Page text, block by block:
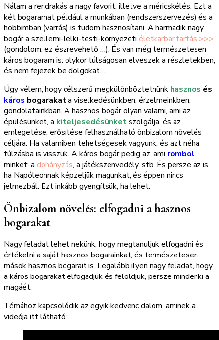
Nálam a rendrakás a nagy favorit, illetve a méricskélés. Ezt a
két bogaramat például a munkában (rendszerszervezés) és a
hobbimban (varrás) is tudom hasznosítani. A harmadik nagy
bogár a szellemi-lelki-testi-környezeti életkarbantartás >>>
(gondolom, ez észrevehető …). És van még természetesen
káros bogaram is: olykor túlságosan elveszek a részletekben,
és nem fejezek be dolgokat…
Úgy vélem, hogy célszerű megkülönböztetnünk hasznos és
káros bogarakata viselkedésünkben, érzelmeinkben,
gondolatainkban. A hasznos bogár olyan valami, ami az
épülésünket, a kiteljesedésünketszolgálja, és az
emlegetése, erősítése felhasználható önbizalom növelés
céljára. Ha valamiben tehetségesek vagyunk, és azt néha
túlzásba is visszük. A káros bogár pedig az, ami rombol
minket: a dohányzás, a játékszenvedély, stb. És persze az is,
ha Napóleonnak képzeljük magunkat, és éppen nincs
jelmezbál. Ezt inkább gyengítsük, ha lehet.
Önbizalom növelés: elfogadni a hasznos
bogarakat
Nagy feladat lehet nekünk, hogy megtanuljuk elfogadni és
értékelni a saját hasznos bogarainkat, és természetesen
mások hasznos bogarait is. Legalább ilyen nagy feladat, hogy
a káros bogarakat elfogadjuk és feloldjuk, persze mindenki a
magáét.
Témához kapcsolódik az egyik kedvenc dalom, aminek a
videója itt látható: